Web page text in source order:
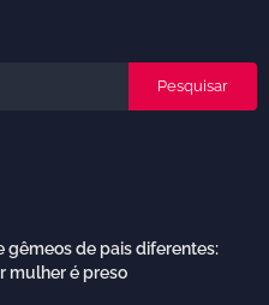
gêmeos de pais diferentes:
mulher é preso